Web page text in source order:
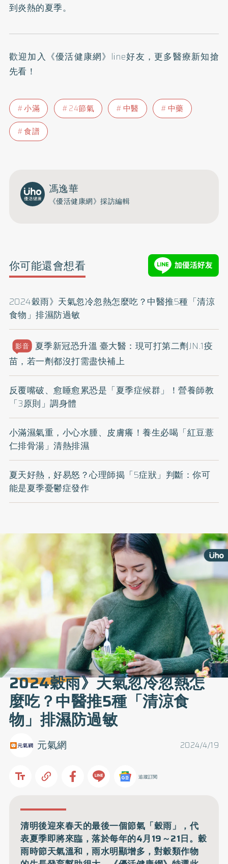
到炎熱的夏季。
歡迎加入 《優活健康網》line好友 ，更多醫療新知搶
先看！
小滿 24節氣 中醫
中藥
食譜
馮逸華
《優活健康網》採訪編輯
你可能還會想看
2024穀雨》天氣忽冷忽熱怎麼吃？中醫推5種「清涼
食物」排濕防過敏
影音
夏季新冠恐升溫 臺大醫：現可打第二劑JN.1疫
苗，若一劑都沒打需盡快補上
反覆嘴破、愈睡愈累恐是「夏季症候群」！營養師教
「3原則」調身體
小滿濕氣重，小心水腫、皮膚癢！養生必喝「紅豆薏
仁排骨湯」清熱排濕
夏天好熱，好易怒？心理師揭「5症狀」判斷：你可
能是夏季憂鬱症發作
2024穀雨》天氣忽冷忽熱怎
麼吃？中醫推5種「清涼食
物」排濕防過敏
2024/4/19
元氣網
追蹤訂閱
清明後迎來春天的最後一個節氣「穀雨」，代
表夏季即將來臨，落於每年的4月19～21日。穀
雨時節天氣溫和，雨水明顯增多，對穀類作物